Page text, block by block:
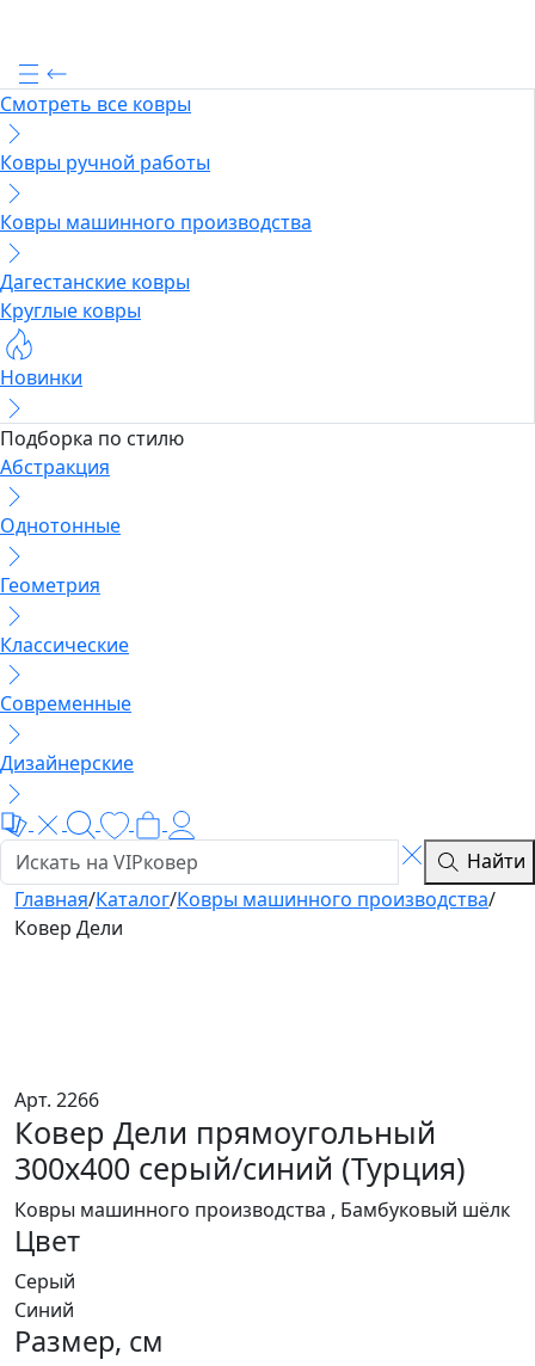
Смотреть все ковры
Ковры ручной работы
Ковры машинного производства
Дагестанские ковры
Круглые ковры
Новинки
Подборка по стилю
Абстракция
Однотонные
Геометрия
Классические
Современные
Дизайнерские
Найти
Главная/Каталог/Ковры машинного производства/
Ковер Дели
Арт. 2266
Ковер Дели прямоугольный
300x400 серый/синий (Турция)
Ковры машинного производства , Бамбуковый шёлк
Цвет
Серый
Синий
Размер, см